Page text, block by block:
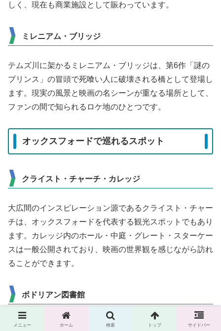
しく、現在も商業施設として賑わっています。
ミレニアム・ブリッジ
テムズ川に架かるミレニアム・ブリッジは、第6作「謎の
プリンス」の冒頭で死喰い人に破壊される橋として登場し
ます。現実の風景と映画の名シーンが重なる場所として、
ファンの間で知られるロケ地のひとつです。
オックスフォードで巡れるスポット
クライスト・チャーチ・カレッジ
大広間のインスピレーション源であるクライスト・チャー
チは、オックスフォードを代表する観光スポットでもあり
ます。カレッジ内のホール・中庭・グレート・スターケー
スは一般公開されており、映画の世界観を感じながら訪れ
ることができます。
ボドリアン図書館
ディビニティスクールとデューク・ハンフリー図書館を有
メニュー ホーム 検索 トップ サイドバー